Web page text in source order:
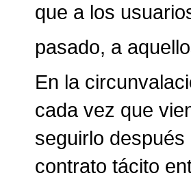
que a los
pasado, a
En la
cada vez que
seguirlo
contrato tácito